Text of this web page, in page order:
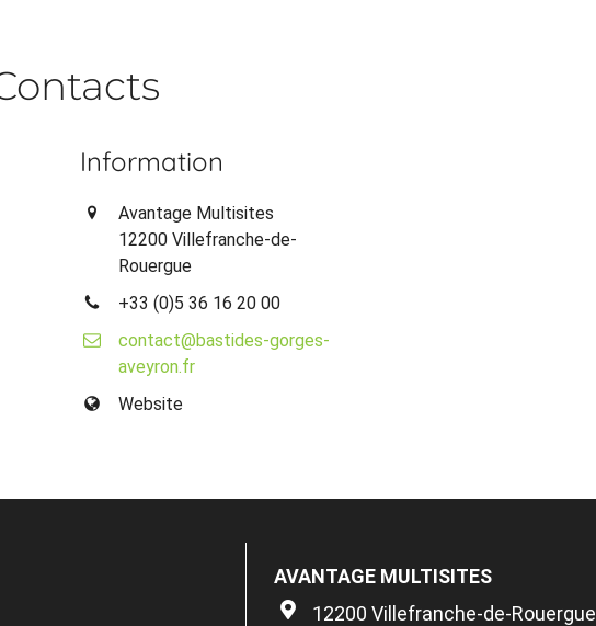
Information
Avantage Multisites
12200 Villefranche-de-
Rouergue
+33 (0)5 36 16 20 00
contact@bastides-gorges-
aveyron.fr
Website
AVANTAGE MULTISITES
12200 Villefranche-de-Rouergue